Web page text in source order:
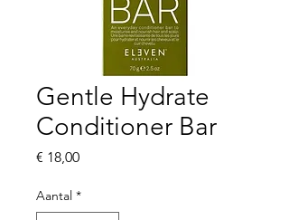
Gentle Hydrate
Conditioner Bar
€ 18,00Prijs
Aantal *